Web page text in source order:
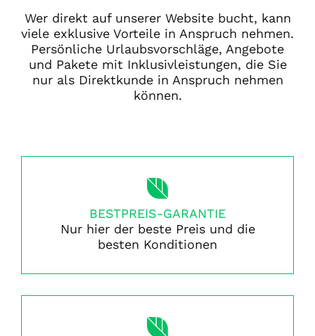
Wer direkt auf unserer Website bucht, kann
viele exklusive Vorteile in Anspruch nehmen.
Persönliche Urlaubsvorschläge, Angebote
und Pakete mit Inklusivleistungen, die Sie
nur als Direktkunde in Anspruch nehmen
können.
BESTPREIS-GARANTIE
Nur hier der beste Preis und die
besten Konditionen